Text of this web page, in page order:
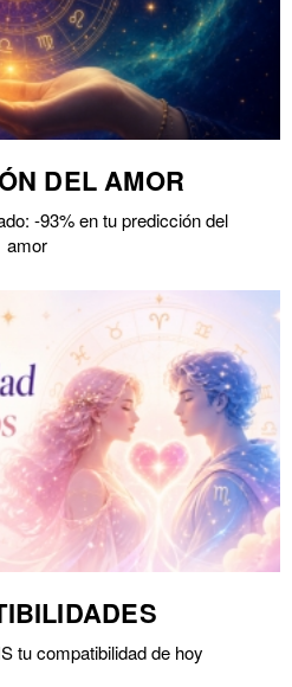
DEL AMOR
-93% en tu predicción del
amor
tu compatibilidad de hoy